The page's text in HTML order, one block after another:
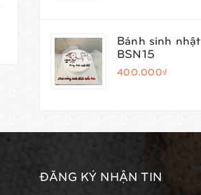
lãng mạn
349.000₫
Bánh sinh nhật
BSN15
400.000₫
ĐĂNG KÝ NHẬN TIN